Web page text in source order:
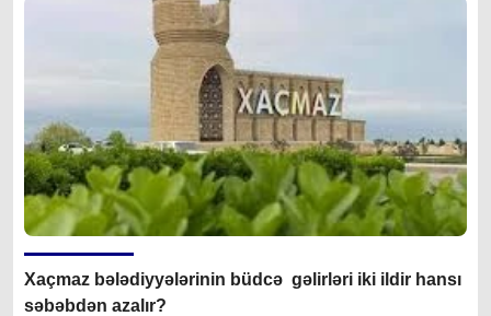
Xaçmaz bələdiyyələrinin büdcə gəlirləri iki ildir hansı
səbəbdən azalır?